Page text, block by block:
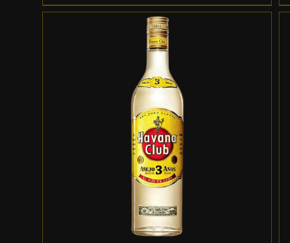
ADD TO CART / DETALLES